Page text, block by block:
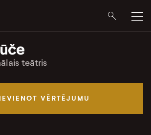
teātris
VĒRTĒJUMU